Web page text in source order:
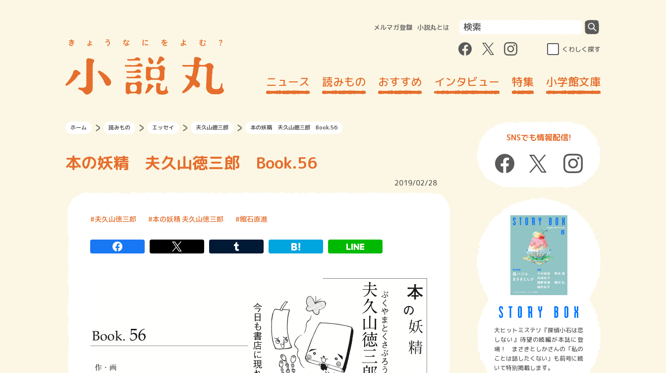
メルマガ登録 小説丸とは
くわしく探す
ニュース 読みもの おすすめ インタビュー 特集 小学館文庫
ホーム 読みもの エッセイ 夫久山徳三郎 本の妖精 夫久山徳三郎 Book.56
本の妖精 夫久山徳三郎 Book.56
2019/02/28
夫久山徳三郎 本の妖精 夫久山徳三郎 館石直進
SNSでも情報配信!
大ヒットミステリ『探偵小石は恋
しない』待望の続編が本誌に登
場！ まさきとしかさんの「私の
ことは話したくない」も前号に続
いて特別掲載します。